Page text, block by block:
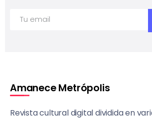
Amanece Metrópolis
Revista cultural digital dividida en